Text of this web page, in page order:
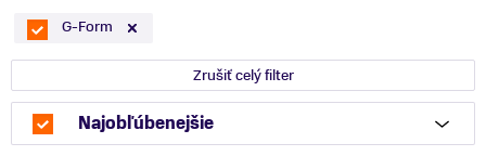
G-Form
Zrušiť celý filter
Najobľúbenejšie